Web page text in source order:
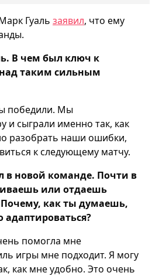
Гуаль заявил, что ему
В чем был ключ к
таким сильным
победили. Мы
и сыграли именно так, как
разобрать наши ошибки,
к следующему матчу.
в новой команде. Почти в
или отдаешь
Почему, как ты думаешь,
адаптироваться?
помогла мне
игры мне подходит. Я могу
как мне удобно. Это очень